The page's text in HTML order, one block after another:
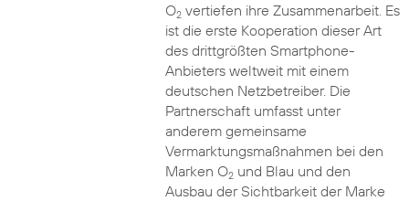
O2vertiefen ihre Zusammenarbeit. Es
ist die erste Kooperation dieser Art
des drittgrößten Smartphone-
Anbieters weltweit mit einem
deutschen Netzbetreiber. Die
Partnerschaft umfasst unter
anderem gemeinsame
Vermarktungsmaßnahmen bei den
Marken O2und Blau und den
Ausbau der Sichtbarkeit der Marke